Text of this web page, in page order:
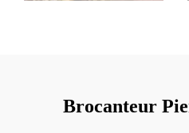
Brocanteur